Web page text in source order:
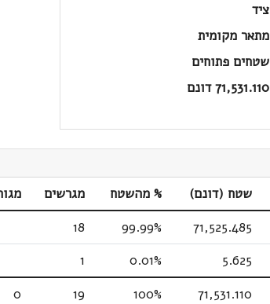
ציד
מתאר מקומית
שטחים פתוחים
71,531.110 דונם
שטח (דונם) % מהשטח מגרשים
71,525.485
99.99%
18
5.625
0.01%
1
71,531.110
100%
19
0